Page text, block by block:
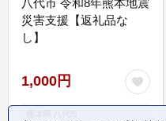
災害支援【返礼品な
し】
1,000円